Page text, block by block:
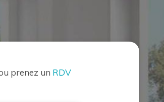
prenez un RDV